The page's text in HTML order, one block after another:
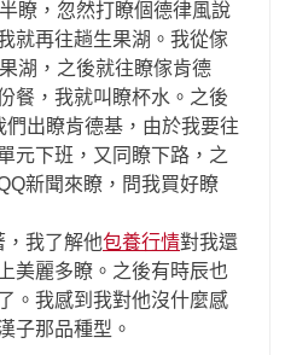
瞭，忽然打瞭個德律風說
就再往趟生果湖。我從傢
湖，之後就往瞭傢肯德
餐，我就叫瞭杯水。之後
出瞭肯德基，由於我要往
元下班，又同瞭下路，之
新聞來瞭，問我買好瞭
我了解他包養行情對我還
美麗多瞭。之後有時辰也
。我感到我對他沒什麼感
子那品種型。